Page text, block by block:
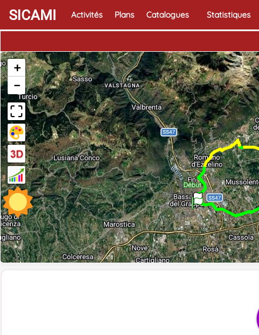
SICAMI Activités Plans Catalogues Statistiques
Début
Fin
+
−